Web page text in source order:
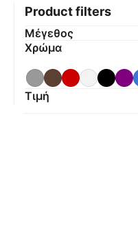
Product filters
Μέγεθος
Χρώμα
Τιμή